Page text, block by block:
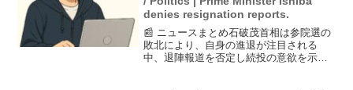
denies resignation reports.
📰 ニュースまとめ石破茂首相は参院選の
敗北により、自身の進退が注目される
中、退陣報道を否定し続投の意欲を示し